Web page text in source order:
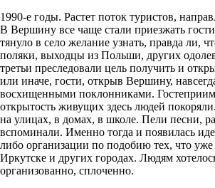
1990-е годы. Растет поток туристов,
В Вершину все чаще стали приезжать
тянуло в село желание узнать, правда ли,
поляки, выходцы из Польши, других
третьи преследовали цель получить и
или иначе, гости, открыв Вершину,
восхищенными поклонниками.
открытость живущих здесь людей
на улицах, в домах, в школе. Пели песни,
вспоминали. Именно тогда и появилась
либо организации по подобию тех, что уже
Иркутске и других городах. Людям
организованно, сплоченно.